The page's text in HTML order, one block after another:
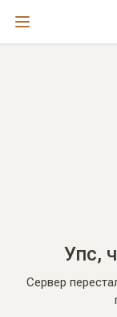
Упс,
Сервер